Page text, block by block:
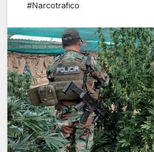
#Narcotrafico